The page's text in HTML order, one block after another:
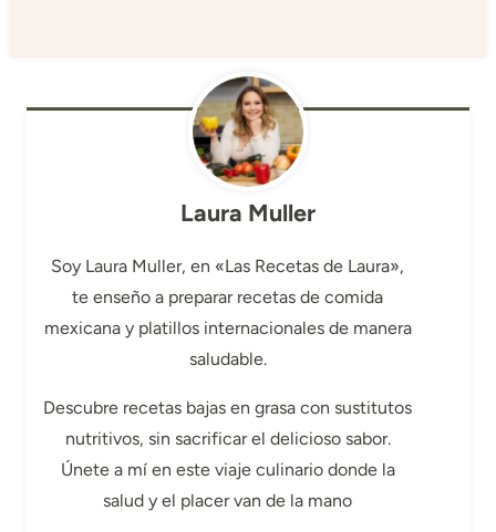
Laura Muller
Soy Laura Muller, en «Las Recetas de Laura»,
te enseño a preparar recetas de comida
mexicana y platillos internacionales de manera
saludable.
Descubre recetas bajas en grasa con sustitutos
nutritivos, sin sacrificar el delicioso sabor.
Únete a mí en este viaje culinario donde la
salud y el placer van de la mano